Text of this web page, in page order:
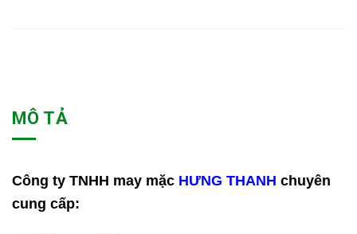
MÔ TẢ
Công ty TNHH may mặc HƯNG THANH chuyên
cung cấp: